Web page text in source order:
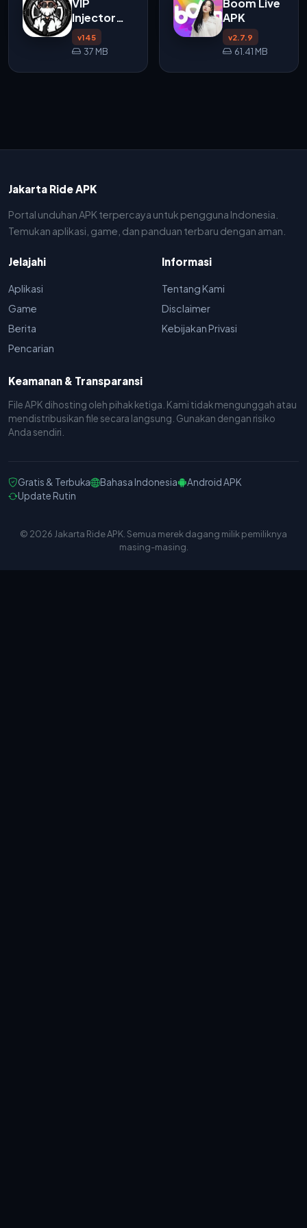
VIP
Injector
APK v145
v145
37 MB
Boom Live
APK
v2.7.9
61.41 MB
Jakarta Ride APK
Portal unduhan APK terpercaya untuk pengguna Indonesia.
Temukan aplikasi, game, dan panduan terbaru dengan aman.
Jelajahi
Aplikasi
Game
Berita
Pencarian
Informasi
Tentang Kami
Disclaimer
Kebijakan Privasi
Keamanan & Transparansi
File APK dihosting oleh pihak ketiga. Kami tidak mengunggah atau
mendistribusikan file secara langsung. Gunakan dengan risiko
Anda sendiri.
Gratis & Terbuka Bahasa Indonesia
Android APK
Update Rutin
© 2026 Jakarta Ride APK. Semua merek dagang milik pemiliknya
masing-masing.